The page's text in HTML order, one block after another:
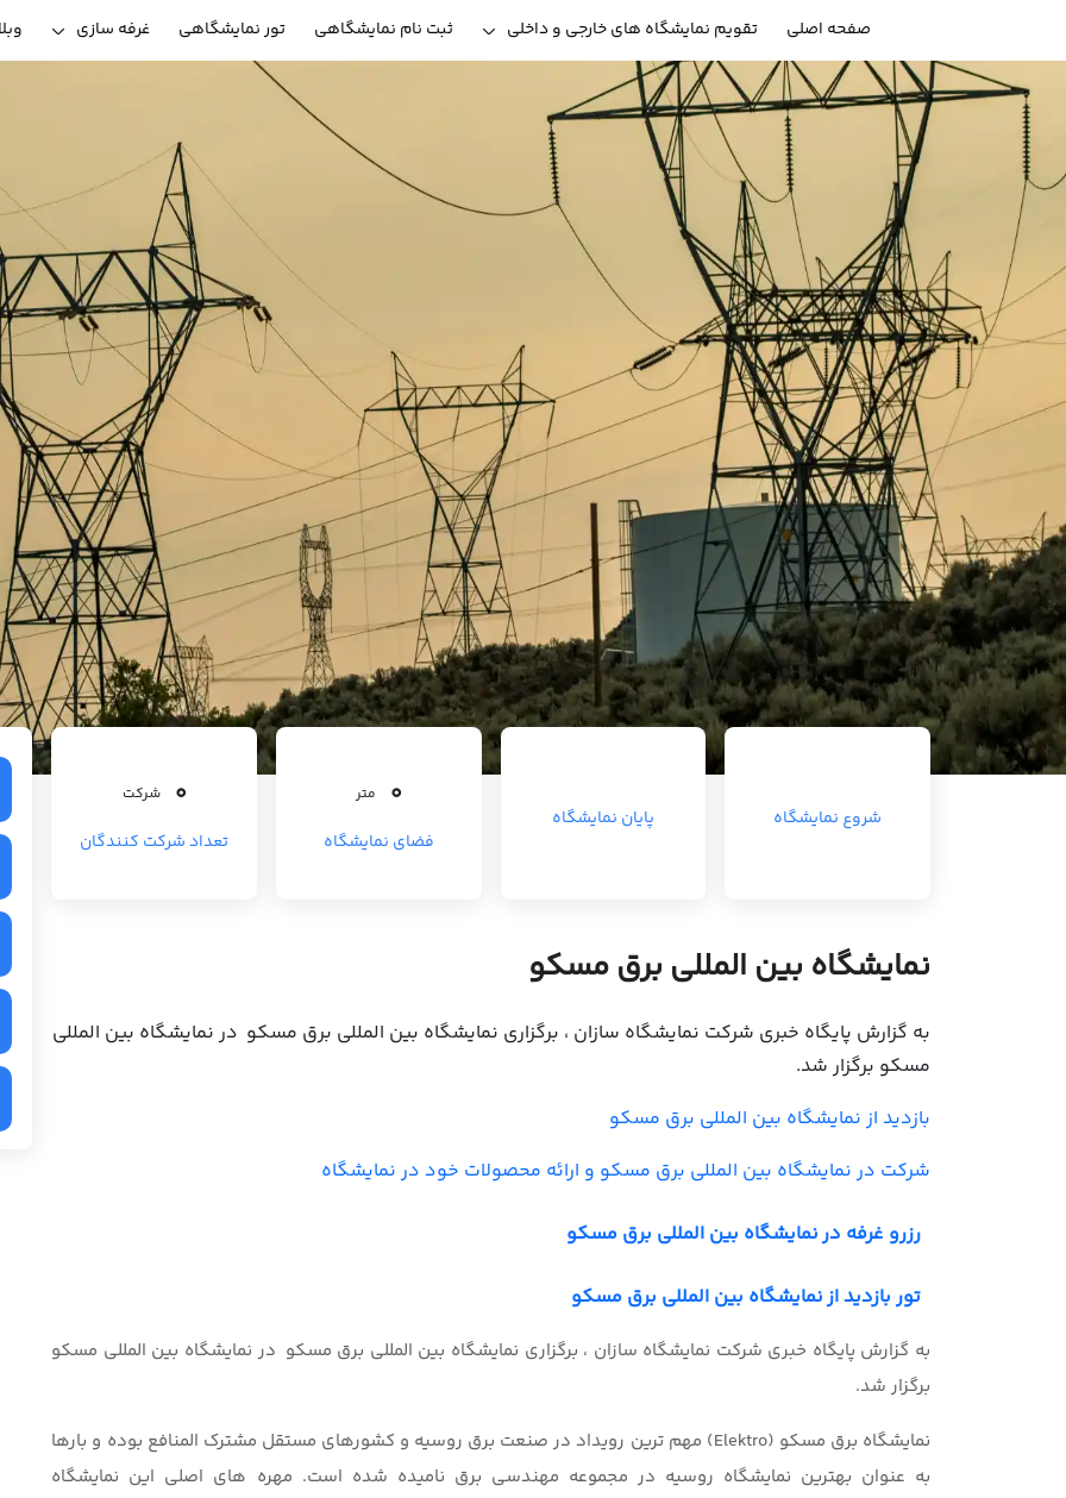
صفحه اصلی تقویم نمایشگاه های خارجی و داخلی ثبت نام نمایشگاهی تور نمایشگاهی غرفه سازی
شروع نمایشگاه پایان نمایشگاه
0 متر
فضای نمایشگاه
0 شرکت
تعداد شرکت کنندگان
نمایشگاه بین المللی برق مسکو
به گزارش پایگاه خبری شرکت نمایشگاه سازان ، برگزاری نمایشگاه بین المللی برق مسکو در نمایشگاه بین المللی
مسکو برگزار شد.
بازدید از نمایشگاه بین المللی برق مسکو
شرکت در نمایشگاه بین المللی برق مسکو و ارائه محصولات خود در نمایشگاه
رزرو غرفه در نمایشگاه بین المللی برق مسکو
تور بازدید از نمایشگاه بین المللی برق مسکو
به گزارش پایگاه خبری شرکت نمایشگاه سازان ، برگزاری نمایشگاه بین المللی برق مسکو در نمایشگاه بین المللی مسکو
برگزار شد.
نمایشگاه برق مسکو (Elektro) مهم ترین رویداد در صنعت برق روسیه و کشورهای مستقل مشترک المنافع بوده و بارها
به عنوان بهترین نمایشگاه روسیه در مجموعه مهندسی برق نامیده شده است. مهره های اصلی این نمایشگاه